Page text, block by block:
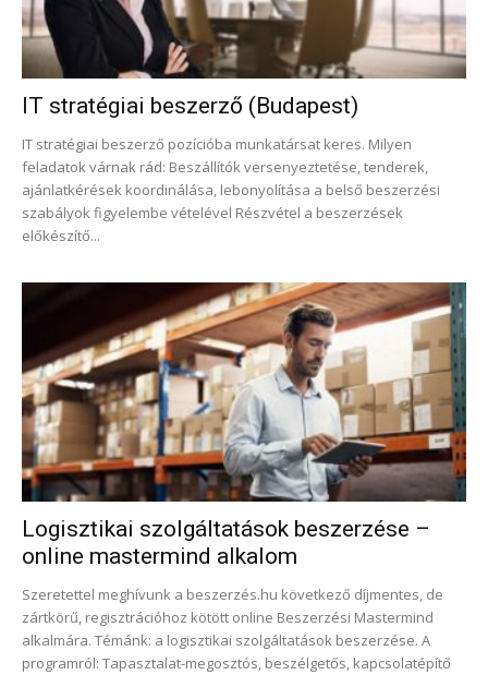
IT stratégiai beszerző (Budapest)
IT stratégiai beszerző pozícióba munkatársat keres. Milyen
feladatok várnak rád: Beszállítók versenyeztetése, tenderek,
ajánlatkérések koordinálása, lebonyolítása a belső beszerzési
szabályok figyelembe vételével Részvétel a beszerzések
előkészítő...
Logisztikai szolgáltatások beszerzése –
online mastermind alkalom
Szeretettel meghívunk a beszerzés.hu következő díjmentes, de
zártkörű, regisztrációhoz kötött online Beszerzési Mastermind
alkalmára. Témánk: a logisztikai szolgáltatások beszerzése. A
programról: Tapasztalat-megosztós, beszélgetős, kapcsolatépítő